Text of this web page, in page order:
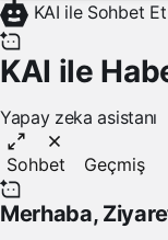
KAI ile Sohbet Et
KAI ile
Yapay zeka asistanı
Sohbet Geçmiş
Merhaba,